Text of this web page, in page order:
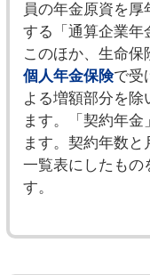
員の年金原資を
する「通算企業年
このほか、生命保
個人年金保険で受
よる増額部分を
ます。「契約年
ます。契約年数
一覧表にしたもの
す。